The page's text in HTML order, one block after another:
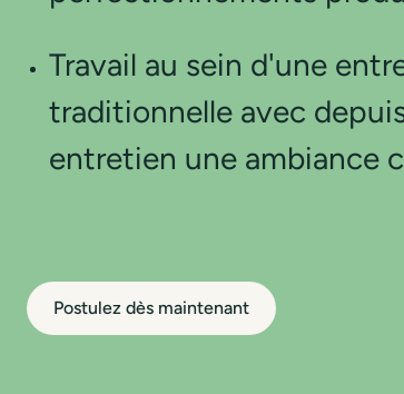
Travail au sein d'une
traditionnelle avec
entretien une ambiance
Postulez dès maintenant